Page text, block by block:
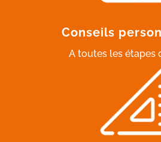
Conseils
A toutes les étapes